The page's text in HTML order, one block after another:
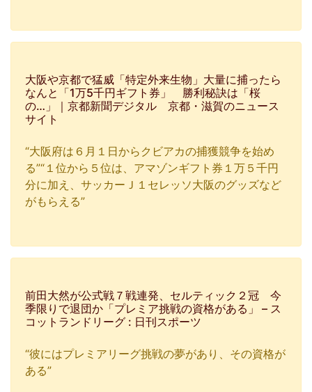
大阪や京都で猛威「特定外来生物」大量に捕ったら
なんと「1万5千円ギフト券」 勝利秘訣は「桜
の…」｜京都新聞デジタル 京都・滋賀のニュース
サイト
“大阪府は６月１日からクビアカの捕獲競争を始め
る”“１位から５位は、アマゾンギフト券１万５千円
分に加え、サッカーＪ１セレッソ大阪のグッズなど
がもらえる”
前田大然が公式戦７戦連発、セルティック２冠 今
季限りで退団か「プレミア挑戦の資格がある」 – ス
コットランドリーグ : 日刊スポーツ
“彼にはプレミアリーグ挑戦の夢があり、その資格が
ある”